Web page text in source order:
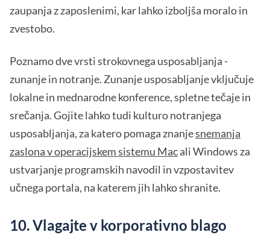
zaupanja z zaposlenimi, kar lahko izboljša moralo in
zvestobo.
Poznamo dve vrsti strokovnega usposabljanja -
zunanje in notranje. Zunanje usposabljanje vključuje
lokalne in mednarodne konference, spletne tečaje in
srečanja. Gojite lahko tudi kulturo notranjega
usposabljanja, za katero pomaga znanjesnemanja
zaslona v operacijskem sistemu Macali Windows za
ustvarjanje programskih navodil in vzpostavitev
učnega portala, na katerem jih lahko shranite.
10. Vlagajte v korporativno blago